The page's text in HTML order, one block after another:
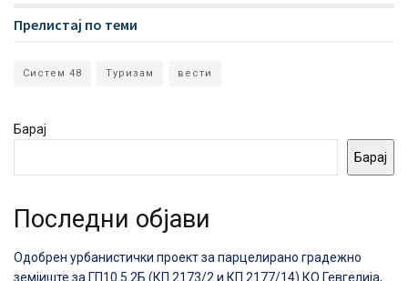
Прелистај по теми
Систем 48 Туризам вести
Барај
Барај
Последни објави
Одобрен урбанистички проект за парцелирано градежно
земјиште за ГП10.5.2Б (КП 2173/2 и КП 2177/14) КО Гевгелија,